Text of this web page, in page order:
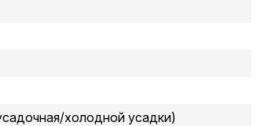
холодной усадки)